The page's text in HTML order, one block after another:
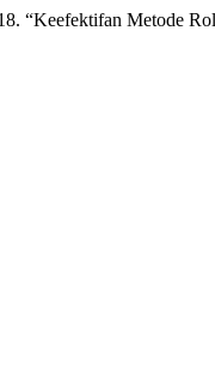
“Keefektifan Metode